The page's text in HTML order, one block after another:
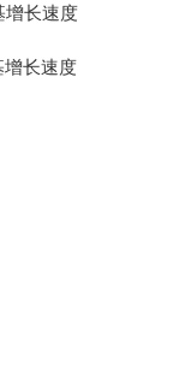
增长速度
增长速度